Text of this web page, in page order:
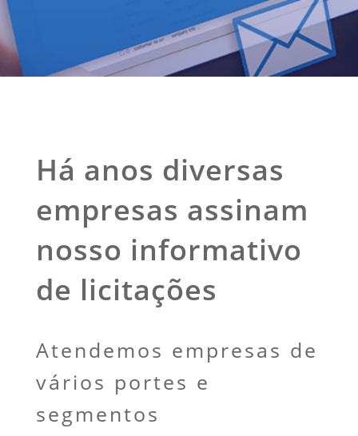
Há anos diversas
empresas assinam
nosso informativo
de licitações
Atendemos empresas de
vários portes e
segmentos